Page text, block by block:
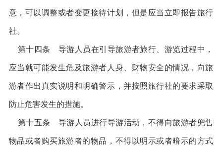
意，可以调整或者变更接待计划，但是应当立即报告旅行
社。
第十四条 导游人员在引导旅游者旅行、游览过程中，
应当就可能发生危及旅游者人身、财物安全的情况，向旅
游者作出真实说明和明确警示，并按照旅行社的要求采取
防止危害发生的措施。
第十五条 导游人员进行导游活动，不得向旅游者兜售
物品或者购买旅游者的物品，不得以明示或者暗示的方式